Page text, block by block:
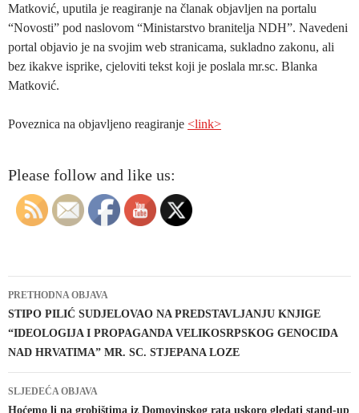
Matković, uputila je reagiranje na članak objavljen na portalu
“Novosti” pod naslovom “Ministarstvo branitelja NDH”. Navedeni
portal objavio je na svojim web stranicama, sukladno zakonu, ali
bez ikakve isprike, cjeloviti tekst koji je poslala mr.sc. Blanka
Matković.
Poveznica na objavljeno reagiranje <link>
Please follow and like us:
Navigacija
objava
PRETHODNA OBJAVA
STIPO PILIĆ SUDJELOVAO NA PREDSTAVLJANJU KNJIGE
“IDEOLOGIJA I PROPAGANDA VELIKOSRPSKOG GENOCIDA
NAD HRVATIMA” MR. SC. STJEPANA LOZE
SLJEDEĆA OBJAVA
Hoćemo li na grobištima iz Domovinskog rata uskoro gledati stand-up